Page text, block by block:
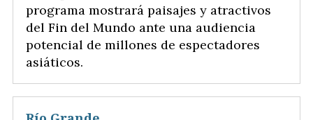
programa mostrará paisajes y atractivos
del Fin del Mundo ante una audiencia
potencial de millones de espectadores
asiáticos.